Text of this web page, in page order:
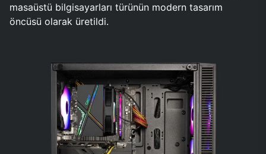
masaüstü bilgisayarları türünün modern tasarım
öncüsü olarak üretildi.